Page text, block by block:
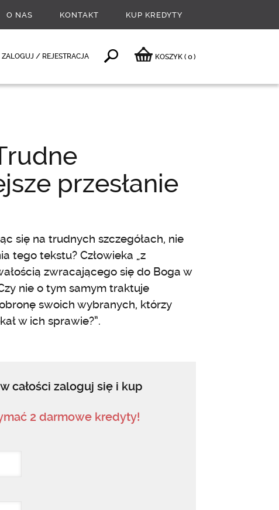
O NAS KONTAKT KUP KREDYTY
ZALOGUJ / REJESTRACJA KOSZYK ( 0)
przesłanie
się na trudnych szczegółach, nie
tego tekstu? Człowieka „z
zwracającego się do Boga w
nie o tym samym traktuje
swoich wybranych, którzy
w ich sprawie?”.
całości zaloguj się i kup
2 darmowe kredyty!